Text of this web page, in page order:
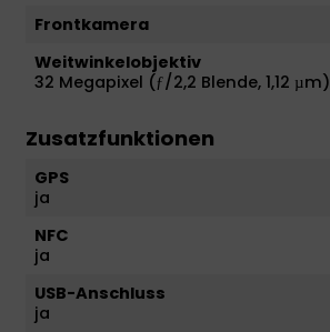
Frontkamera
Weitwinkelobjektiv
32 Megapixel (ƒ/2,2 Blende, 1,12 µm)
Zusatzfunktionen
GPS
ja
NFC
ja
USB-Anschluss
ja